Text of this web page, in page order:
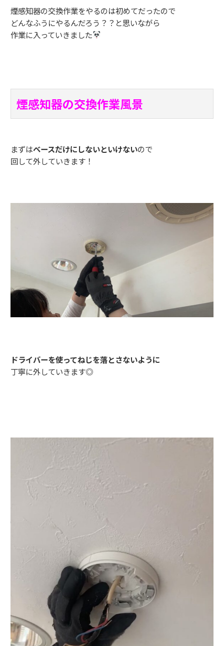
煙感知器の交換作業をやるのは初めてだったので
どんなふうにやるんだろう？？と思いながら
作業に入っていきました
煙感知器の交換作業風景
まずはベースだけにしないといけないので
回して外していきます！
ドライバーを使ってねじを落とさないように
丁寧に外していきます◎